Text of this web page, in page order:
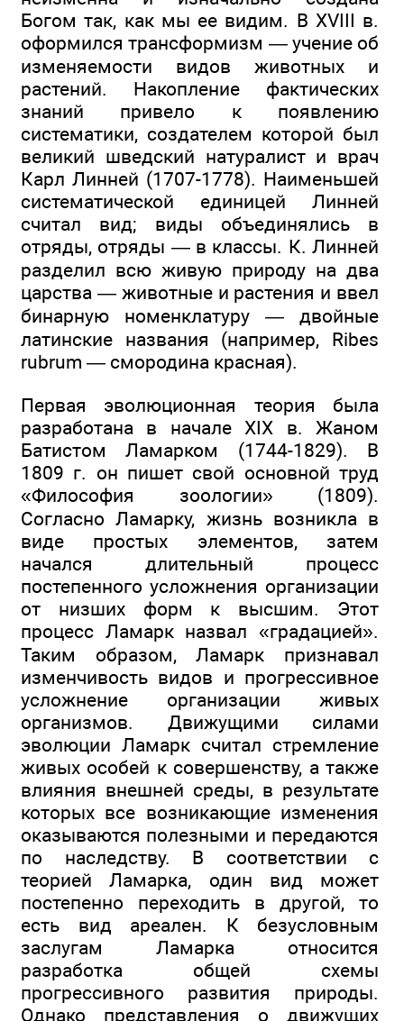
Богом так, как мы ее видим. В XVIII в.
оформился трансформизм — учение об
изменяемости видов животных и
растений. Накопление фактических
знаний привело к появлению
систематики, создателем которой был
великий шведский натуралист и врач
Карл Линней (1707-1778). Наименьшей
систематической единицей Линней
считал вид; виды объединялись в
отряды, отряды — в классы. К. Линней
разделил всю живую природу на два
царства — животные и растения и ввел
бинарную номенклатуру — двойные
латинские названия (например, Ribes
rubrum — смородина красная).
Первая эволюционная теория была
разработана в начале XIX в. Жаном
Батистом Ламарком (1744-1829). В
1809 г. он пишет свой основной труд
«Философия зоологии» (1809).
Согласно Ламарку, жизнь возникла в
виде простых элементов, затем
начался длительный процесс
постепенного усложнения организации
от низших форм к высшим. Этот
процесс Ламарк назвал «градацией».
Таким образом, Ламарк признавал
изменчивость видов и прогрессивное
усложнение организации живых
организмов. Движущими силами
эволюции Ламарк считал стремление
живых особей к совершенству, а также
влияния внешней среды, в результате
которых все возникающие изменения
оказываются полезными и передаются
по наследству. В соответствии с
теорией Ламарка, один вид может
постепенно переходить в другой, то
есть вид ареален. К безусловным
заслугам Ламарка относится
разработка общей схемы
прогрессивного развития природы.
Однако представления о движущих